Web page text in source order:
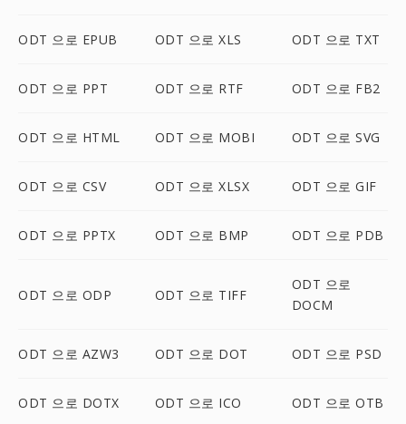
ODT 으로 EPUB ODT 으로 XLS ODT 으로 TXT
ODT 으로 PPT ODT 으로 RTF ODT 으로 FB2
ODT 으로 HTML ODT 으로 MOBI ODT 으로 SVG
ODT 으로 CSV ODT 으로 XLSX ODT 으로 GIF
ODT 으로 PPTX ODT 으로 BMP ODT 으로 PDB
ODT 으로 ODP ODT 으로 TIFF
ODT 으로
DOCM
ODT 으로 AZW3 ODT 으로 DOT ODT 으로 PSD
ODT 으로 DOTX ODT 으로 ICO ODT 으로 OTB